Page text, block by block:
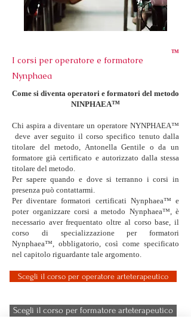
I corsi per operatore e formatore
Nynphaea
TM
Come si diventa operatori e formatori del metodo
NINPHAEA™
Chi aspira a diventare un operatore NYNPHAEA™
deve aver seguito il corso specifico tenuto dalla
titolare del metodo, Antonella Gentile o da un
formatore già certificato e autorizzato dalla stessa
titolare del metodo.
Per sapere quando e dove si terranno i corsi in
presenza può contattarmi.
Per diventare formatori certificati Nynphaea™ e
poter organizzare corsi a metodo Nynphaea™, è
necessario aver frequentato oltre al corso base, il
corso di specializzazione per formatori
Nynphaea™, obbligatorio, così come specificato
nel capitolo riguardante tale argomento.
Scegli il corso per operatore arteterapeutico
Scegli il corso per formatore arteterapeutico